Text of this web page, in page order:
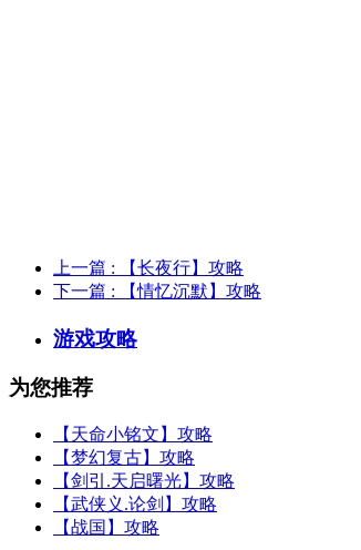
上一篇 : 【长夜行】攻略
下一篇 : 【情忆沉默】攻略
游戏攻略
为您推荐
【天命小铭文】攻略
【梦幻复古】攻略
【剑引.天启曙光】攻略
【武侠义.论剑】攻略
【战国】攻略